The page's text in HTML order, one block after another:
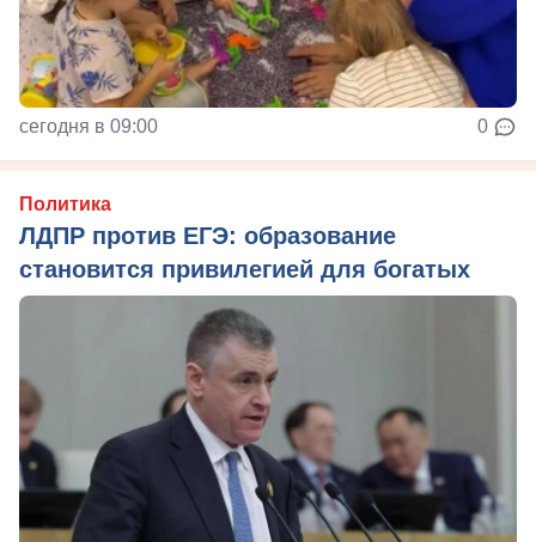
сегодня в 09:00 0
Политика
ЛДПР против ЕГЭ: образование
становится привилегией для богатых